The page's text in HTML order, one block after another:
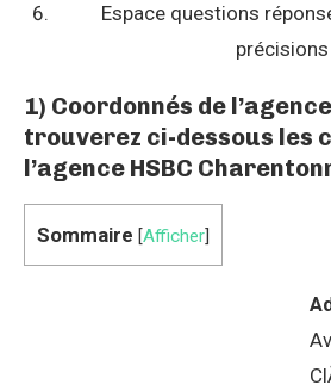
Espace questions
précisions
1) Coordonnés de
trouverez ci-dessous les
l’agence HSBC
Sommaire [Afficher